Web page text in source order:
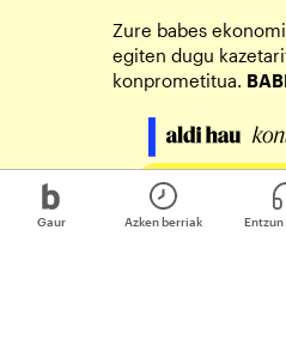
Gaur Azken berriak Entzun
Zure babes
egiten dugu
konprometitua.
Egin zure